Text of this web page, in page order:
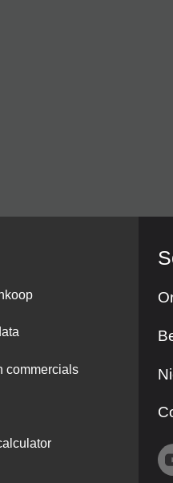
commercials